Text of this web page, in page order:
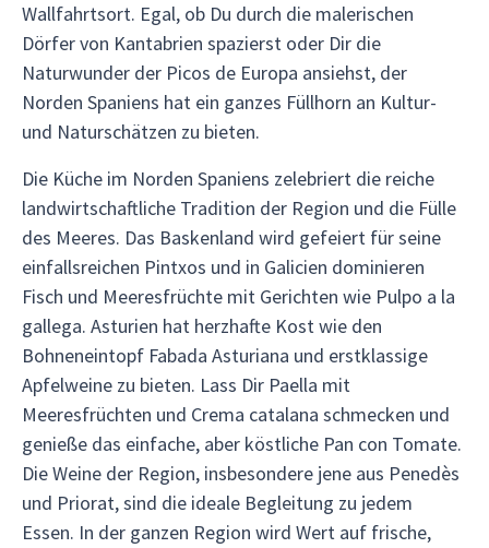
Wallfahrtsort. Egal, ob Du durch die malerischen
Dörfer von Kantabrien spazierst oder Dir die
Naturwunder der Picos de Europa ansiehst, der
Norden Spaniens hat ein ganzes Füllhorn an Kultur-
und Naturschätzen zu bieten.
Die Küche im Norden Spaniens zelebriert die reiche
landwirtschaftliche Tradition der Region und die Fülle
des Meeres. Das Baskenland wird gefeiert für seine
einfallsreichen Pintxos und in Galicien dominieren
Fisch und Meeresfrüchte mit Gerichten wie Pulpo a la
gallega. Asturien hat herzhafte Kost wie den
Bohneneintopf Fabada Asturiana und erstklassige
Apfelweine zu bieten. Lass Dir Paella mit
Meeresfrüchten und Crema catalana schmecken und
genieße das einfache, aber köstliche Pan con Tomate.
Die Weine der Region, insbesondere jene aus Penedès
und Priorat, sind die ideale Begleitung zu jedem
Essen. In der ganzen Region wird Wert auf frische,